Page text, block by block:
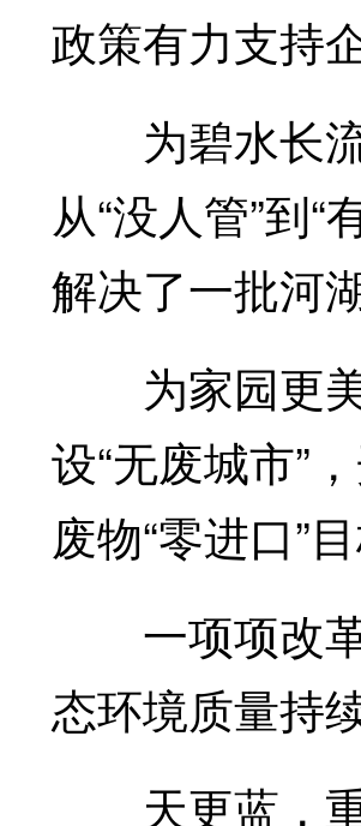
政策有力支持
为碧水长流
从“没人管”到“
解决了一批河
为家园更美
设“无废城市”
废物“零进口”目
一项项改革
态环境质量
天更蓝，重